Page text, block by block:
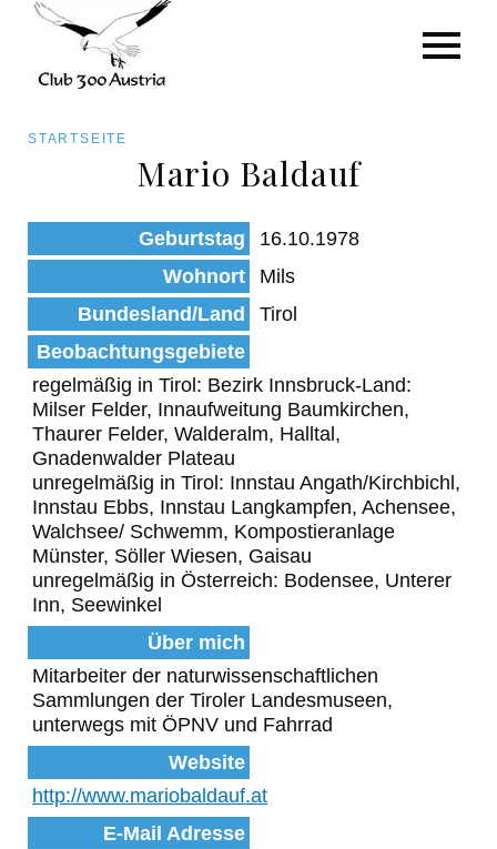
zum
Inhalt
Pfadnavigation
STARTSEITE
Mario Baldauf
Geburtstag
16.10.1978
Wohnort
Mils
Bundesland/Land
Tirol
Beobachtungsgebiete
regelmäßig in Tirol: Bezirk Innsbruck-Land:
Milser Felder, Innaufweitung Baumkirchen,
Thaurer Felder, Walderalm, Halltal,
Gnadenwalder Plateau
unregelmäßig in Tirol: Innstau Angath/Kirchbichl,
Innstau Ebbs, Innstau Langkampfen, Achensee,
Walchsee/ Schwemm, Kompostieranlage
Münster, Söller Wiesen, Gaisau
unregelmäßig in Österreich: Bodensee, Unterer
Inn, Seewinkel
Über mich
Mitarbeiter der naturwissenschaftlichen
Sammlungen der Tiroler Landesmuseen,
unterwegs mit ÖPNV und Fahrrad
Website
http://www.mariobaldauf.at
E-Mail Adresse
Art/Species
Status
Kategorie für die Österreich-Liste
Beobachtungen